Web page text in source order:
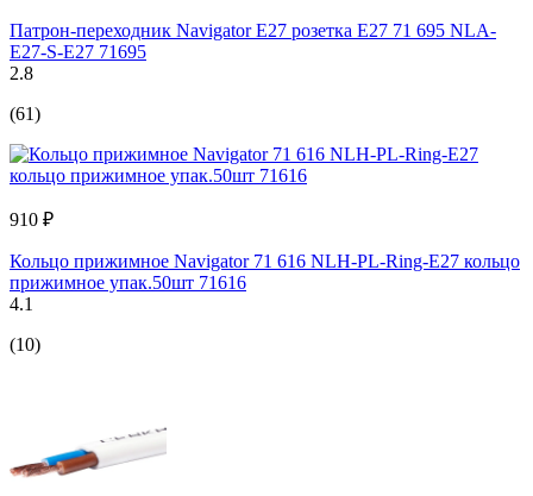
Патрон-переходник Navigator Е27 розетка Е27 71 695 NLA-
E27-S-E27 71695
2.8
(61)
910 ₽
Кольцо прижимное Navigator 71 616 NLH-PL-Ring-E27 кольцо
прижимное упак.50шт 71616
4.1
(10)